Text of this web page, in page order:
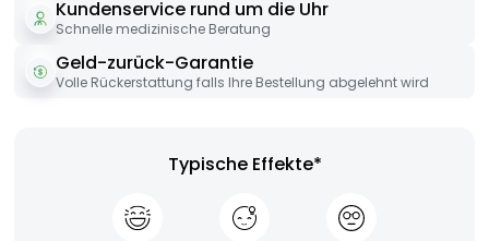
Kundenservice rund um die Uhr
Schnelle medizinische Beratung
Geld-zurück-Garantie
Volle Rückerstattung falls Ihre Bestellung abgelehnt wird
Typische Effekte*